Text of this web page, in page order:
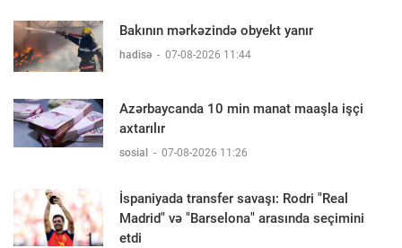
Bakının mərkəzində obyekt yanır
hadisə - 07-08-2026 11:44
Azərbaycanda 10 min manat maaşla işçi
axtarılır
sosial - 07-08-2026 11:26
İspaniyada transfer savaşı: Rodri "Real
Madrid" və "Barselona" arasında seçimini
etdi